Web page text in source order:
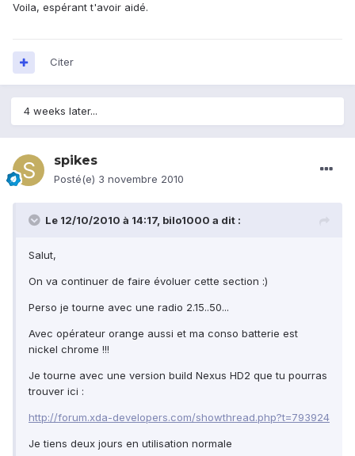
Voila, espérant t'avoir aidé.
Citer
4 weeks later...
spikes
Posté(e) 3 novembre 2010
Le 12/10/2010 à 14:17, bilo1000 a dit :
Salut,
On va continuer de faire évoluer cette section :)
Perso je tourne avec une radio 2.15..50...
Avec opérateur orange aussi et ma conso batterie est
nickel chrome !!!
Je tourne avec une version build Nexus HD2 que tu pourras
trouver ici :
http://forum.xda-developers.com/showthread.php?t=793924
Je tiens deux jours en utilisation normale